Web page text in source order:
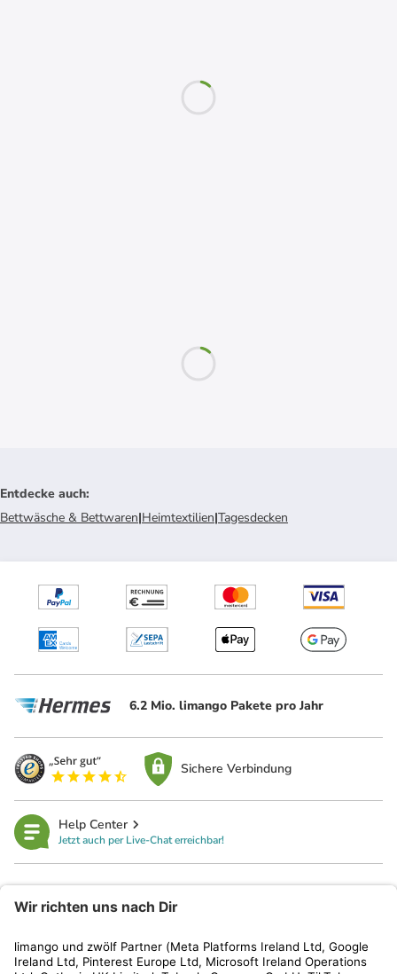
Entdecke auch:
Bettwäsche & Bettwaren|Heimtextilien|Tagesdecken
6.2 Mio. limango Pakete pro Jahr
Sichere Verbindung
Help Center
Jetzt auch per Live-Chat erreichbar!